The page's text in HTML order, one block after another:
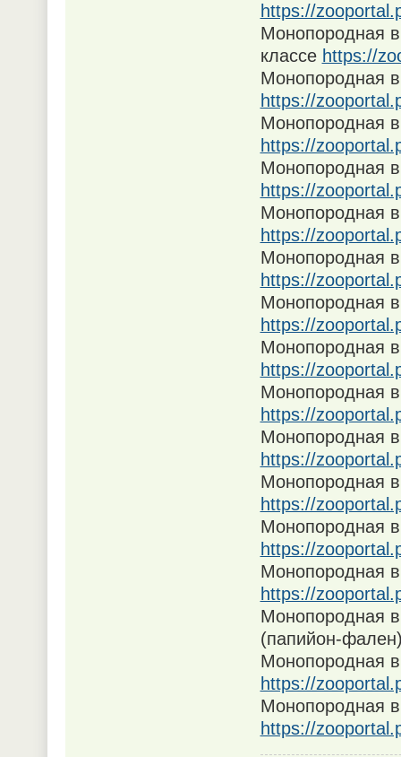
https://
Монопородная
классе https://
Монопородная
https://
Монопородная
https://
Монопородная
https://
Монопородная
https://
Монопородная
https://
Монопородная
https://
Монопородная
https://
Монопородная
https://
Монопородная
https://
Монопородная
https://
Монопородная
https://
Монопородная
https://
Монопородная
(папийон-
Монопородная
https://
Монопородная
https://